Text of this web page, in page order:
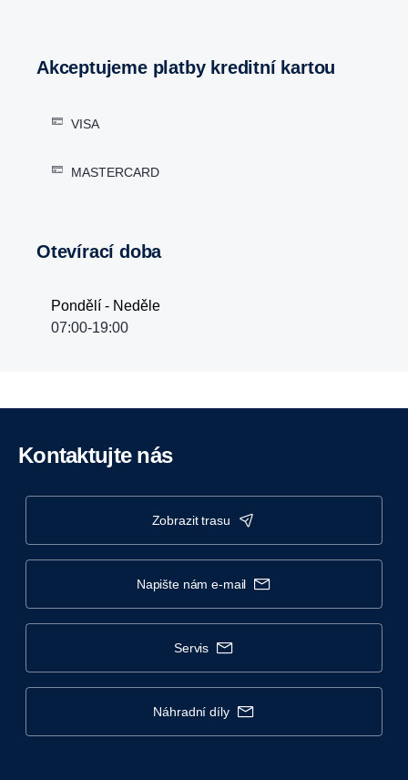
Akceptujeme platby kreditní kartou
VISA
MASTERCARD
Otevírací doba
Pondělí - Neděle
07:00-19:00
Kontaktujte nás
zobrazit trasu
napište nám e-mail
servis
náhradní díly